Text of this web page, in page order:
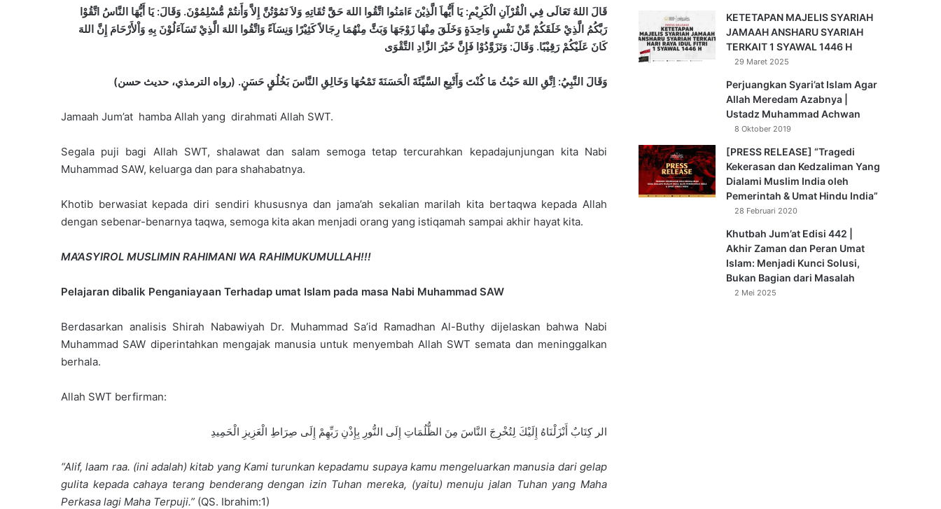
قَالَ اللهُ تَعَالَى فِي الْقُرْآنِ الْكَرِيْمِ: يَا أَيُّهاَ الَّذِيْنَ ءَامَنُوا اتَّقُوا اللهَ حَقَّ تُقَاتِهِ وَلاَ تَمُوْتُنَّ إِلاَّ وَأَنتُمْ مُّسْلِمُوْنَ. وَقَالَ: يَا أَيُّهَا النَّاسُ اتَّقُوْا
رَبَّكُمُ الَّذِيْ خَلَقَكُمْ مِّنْ نَفْسٍ وَاحِدَةٍ وَخَلَقَ مِنْهَا زَوْجَهَا وَبَثَّ مِنْهُمَا رِجَالاً كَثِيْرًا وَنِسَآءً وَاتَّقُوا اللهَ الَّذِيْ تَسَآءَلُوْنَ بِهِ وَاْلأَرْحَامَ إِنَّ اللهَ
كَانَ عَلَيْكُمْ رَقِيْبًا. وَقَالَ: وَتَزَوَّدُوْا فَإِنَّ خَيْرَ الزَّادِ التَّقْوَى
وَقَالَ النَّبِيُ: اِتَّقِ اللهَ حَيْثُ مَا كُنْتَ وَأَتْبِعِ السَّيِّئَةَ الْحَسَنَةَ تَمْحُهَا وَخَالِقِ النَّاسَ بَخُلُقٍ حَسَنٍ. (رواه الترمذي، حديث حسن)
Jamaah Jum’at hamba Allah yang dirahmati Allah SWT.
Segala puji bagi Allah SWT, shalawat dan salam semoga tetap tercurahkan kepadajunjungan kita Nabi
Muhammad SAW, keluarga dan para shahabatnya.
Khotib berwasiat kepada diri sendiri khususnya dan jama’ah sekalian marilah kita bertaqwa kepada Allah
dengan sebenar-benarnya taqwa, semoga kita akan menjadi orang yang istiqamah sampai akhir hayat kita.
MA’ASYIROL MUSLIMIN RAHIMANI WA RAHIMUKUMULLAH!!!
Pelajaran dibalik Penganiayaan Terhadap umat Islam pada masa Nabi Muhammad SAW
Berdasarkan analisis Shirah Nabawiyah Dr. Muhammad Sa’id Ramadhan Al-Buthy dijelaskan bahwa Nabi
Muhammad SAW diperintahkan mengajak manusia untuk menyembah Allah SWT semata dan meninggalkan
berhala.
Allah SWT berfirman:
الر كِتَابٌ أَنْزَلْنَاهُ إِلَيْكَ لِتُخْرِجَ النَّاسَ مِنَ الظُّلُمَاتِ إِلَى النُّورِ بِإِذْنِ رَبِّهِمْ إِلَى صِرَاطِ الْعَزِيزِ الْحَمِيدِ
“Alif, laam raa. (ini adalah) kitab yang Kami turunkan kepadamu supaya kamu mengeluarkan manusia dari gelap
gulita kepada cahaya terang benderang dengan izin Tuhan mereka, (yaitu) menuju jalan Tuhan yang Maha
Perkasa lagi Maha Terpuji.” (QS. Ibrahim:1)
KETETAPAN MAJELIS SYARIAH
JAMAAH ANSHARU SYARIAH
TERKAIT 1 SYAWAL 1446 H
29 Maret 2025
Perjuangkan Syari’at Islam Agar
Allah Meredam Azabnya |
Ustadz Muhammad Achwan
8 Oktober 2019
[PRESS RELEASE] “Tragedi
Kekerasan dan Kedzaliman Yang
Dialami Muslim India oleh
Pemerintah & Umat Hindu India”
28 Februari 2020
Khutbah Jum’at Edisi 442 |
Akhir Zaman dan Peran Umat
Islam: Menjadi Kunci Solusi,
Bukan Bagian dari Masalah
2 Mei 2025